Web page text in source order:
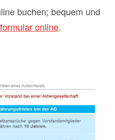
buchen; bequem und
online.